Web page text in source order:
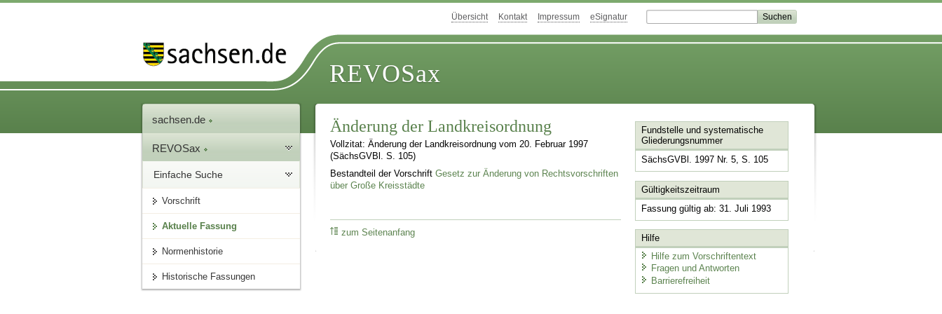
Übersicht Kontakt Impressum eSignatur
REVOSax
sachsen.de
REVOSax
Einfache Suche
Vorschrift
Aktuelle Fassung
Normenhistorie
Historische Fassungen
Änderung der Landkreisordnung
Vollzitat: Änderung der Landkreisordnung vom 20. Februar 1997
(SächsGVBl. S. 105)
Bestandteil der VorschriftGesetz zur Änderung von Rechtsvorschriften
über Große Kreisstädte
zum Seitenanfang
Fundstelle und systematische
Gliederungsnummer
SächsGVBl. 1997 Nr. 5, S. 105
Gültigkeitszeitraum
Fassung gültig ab: 31. Juli 1993
Hilfe
Hilfe zum Vorschriftentext
Fragen und Antworten
Barrierefreiheit